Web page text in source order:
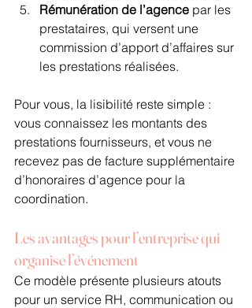
Rémunération de l’agence par les
prestataires, qui versent une
commission d’apport d’affaires sur
les prestations réalisées.
Pour vous, la lisibilité reste simple :
vous connaissez les montants des
prestations fournisseurs, et vous ne
recevez pas de facture supplémentaire
d’honoraires d’agence pour la
coordination.
Les avantages pour l’entreprise qui
organise l’événement
Ce modèle présente plusieurs atouts
pour un service RH, communication ou